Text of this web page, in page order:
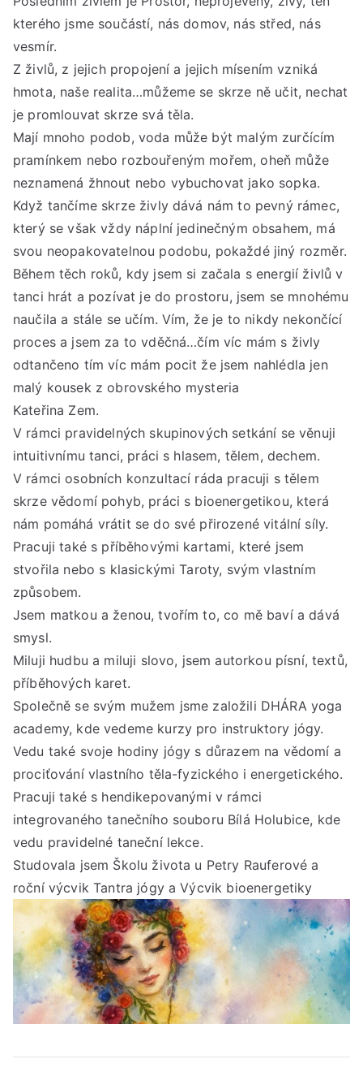
kterého jsme součástí, nás domov, nás střed, nás
vesmír.
Z živlů, z jejich propojení a jejich mísením vzniká
hmota, naše realita…můžeme se skrze ně učit, nechat
je promlouvat skrze svá těla.
Mají mnoho podob, voda může být malým zurčícím
pramínkem nebo rozbouřeným mořem, oheň může
neznamená žhnout nebo vybuchovat jako sopka.
Když tančíme skrze živly dává nám to pevný rámec,
který se však vždy náplní jedinečným obsahem, má
svou neopakovatelnou podobu, pokaždé jiný rozměr.
Během těch roků, kdy jsem si začala s energií živlů v
tanci hrát a pozívat je do prostoru, jsem se mnohému
naučila a stále se učím. Vím, že je to nikdy nekončící
proces a jsem za to vděčná…čím víc mám s živly
odtančeno tím víc mám pocit že jsem nahlédla jen
malý kousek z obrovského mysteria
Kateřina Zem.
V rámci pravidelných skupinových setkání se věnuji
intuitivnímu tanci, práci s hlasem, tělem, dechem.
V rámci osobních konzultací ráda pracuji s tělem
skrze vědomí pohyb, práci s bioenergetikou, která
nám pomáhá vrátit se do své přirozené vitální síly.
Pracuji také s příběhovými kartami, které jsem
stvořila nebo s klasickými Taroty, svým vlastním
způsobem.
Jsem matkou a ženou, tvořím to, co mě baví a dává
smysl.
Miluji hudbu a miluji slovo, jsem autorkou písní, textů,
příběhových karet.
Společně se svým mužem jsme založili DHÁRA yoga
academy, kde vedeme kurzy pro instruktory jógy.
Vedu také svoje hodiny jógy s důrazem na vědomí a
prociťování vlastního těla-fyzického i energetického.
Pracuji také s hendikepovanými v rámci
integrovaného tanečního souboru Bílá Holubice, kde
vedu pravidelné taneční lekce.
Studovala jsem Školu života u Petry Rauferové a
roční výcvik Tantra jógy a Výcvik bioenergetiky